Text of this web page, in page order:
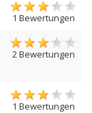
1 Bewertungen
2 Bewertungen
1 Bewertungen